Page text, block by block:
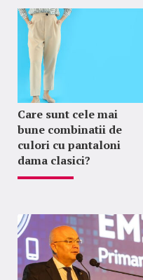
Care sunt cele mai
bune combinatii de
culori cu pantaloni
dama clasici?